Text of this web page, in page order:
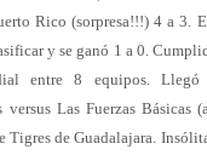
Rico (sorpresa!!!) 4 a 3.
y se ganó 1 a 0.
entre 8 equipos.
Las Fuerzas Básicas
de Guadalajara.